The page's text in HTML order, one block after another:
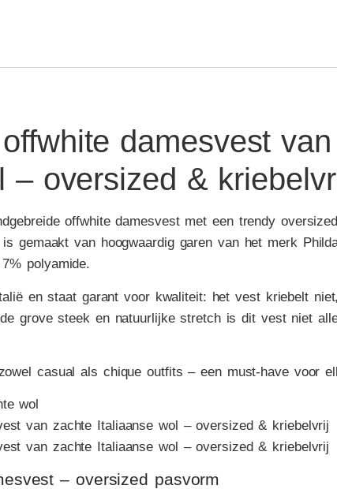
damesvest
– oversized &
offwhite damesvest met een trendy
gemaakt van hoogwaardig garen van het merk
polyamide.
en staat garant voor kwaliteit: het vest kriebelt
grove steek en natuurlijke stretch is dit vest niet
casual als chique outfits – een must-have voor
– oversized pasvorm